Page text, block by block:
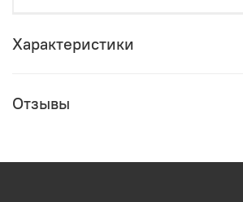
Характеристики
Отзывы